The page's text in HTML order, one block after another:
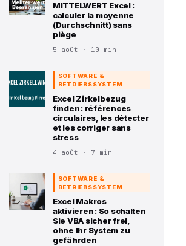
MITTELWERT Excel :
calculer la moyenne
(Durchschnitt) sans
piège
5 août · 10 min
SOFTWARE &
BETRIEBSSYSTEM
Excel Zirkelbezug
finden : références
circulaires, les détecter
et les corriger sans
stress
4 août · 7 min
SOFTWARE &
BETRIEBSSYSTEM
Excel Makros
aktivieren : So schalten
Sie VBA sicher frei,
ohne Ihr System zu
gefährden